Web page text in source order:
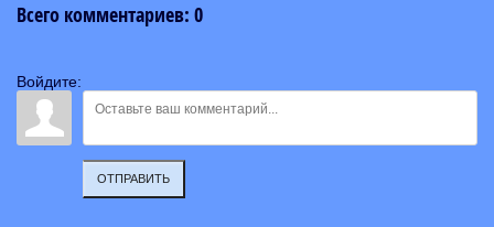
Всего комментариев: 0
Войдите:
ОТПРАВИТЬ